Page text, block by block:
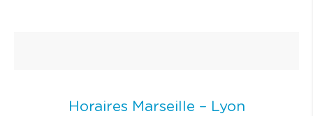
Horaires Marseille – Lyon